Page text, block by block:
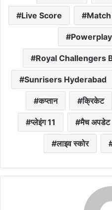
Live Score
Powerplay
Royal Challengers
Sunrisers Hyderabad
कप्तान क्रिकेट
प्लेइंग 11 मैच अपडेट
लाइव स्कोर